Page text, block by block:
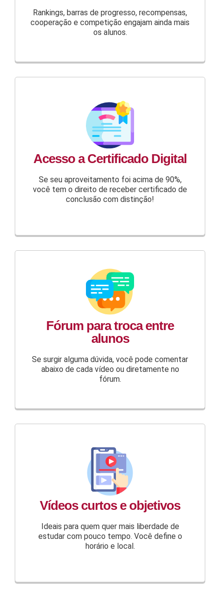
Rankings, barras de progresso, recompensas,
cooperação e competição engajam ainda mais
os alunos.
Acesso a Certificado Digital
Se seu aproveitamento foi acima de 90%,
você tem o direito de receber certificado de
conclusão com distinção!
Fórum para troca entre
alunos
Se surgir alguma dúvida, você pode comentar
abaixo de cada vídeo ou diretamente no
fórum.
Vídeos curtos e objetivos
Ideais para quem quer mais liberdade de
estudar com pouco tempo. Você define o
horário e local.